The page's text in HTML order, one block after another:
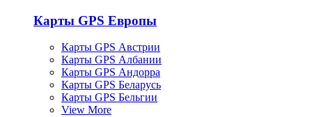
Карты GPS Европы
Карты GPS Австрии
Карты GPS Албании
Карты GPS Андорра
Карты GPS Беларусь
Карты GPS Бельгии
View More